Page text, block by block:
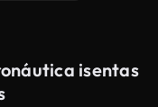
isentas